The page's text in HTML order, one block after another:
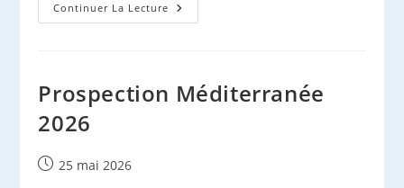
Continuer La Lecture Cétacés
De
Prospection Méditerranée
2026
Publication
25 mai 2026